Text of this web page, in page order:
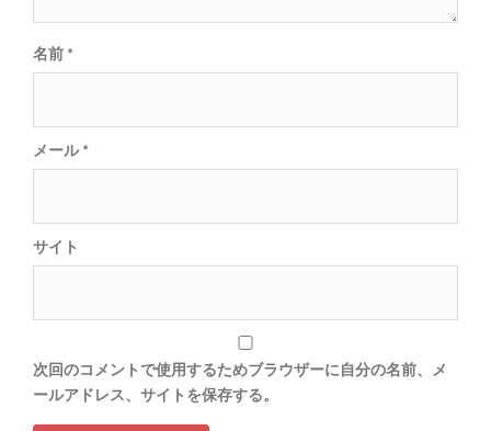
ン
名前 *
メール*
サイト
次回のコメントで使用するためブラウザーに自分の名前、メ
ールアドレス、サイトを保存する。